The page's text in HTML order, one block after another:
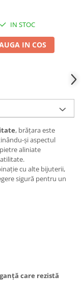
IN STOC
IN COS
, brățara este
și aspectul
aliniate
cu alte bijuterii,
sigură pentru un
care rezistă